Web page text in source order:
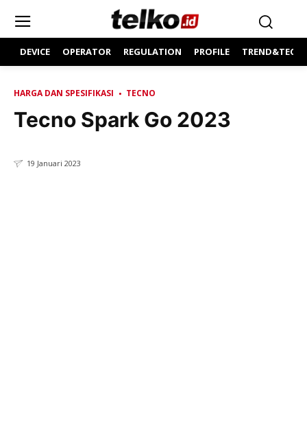
DEVICE OPERATOR REGULATION PROFILE
HARGA DAN SPESIFIKASI TECNO
Tecno Spark Go 2023
19 Januari 2023